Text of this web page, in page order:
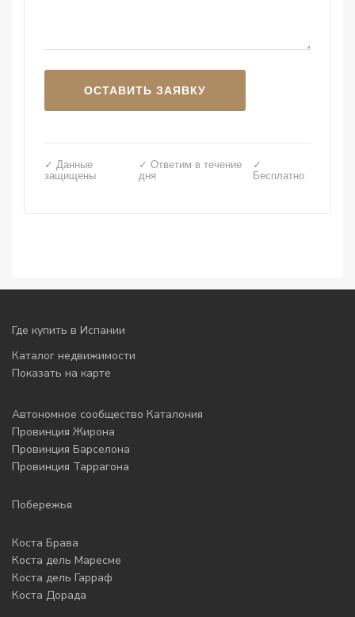
✓ Данные
защищены
✓ Ответим в течение
дня
✓
Бесплатно
Где купить в Испании
Каталог недвижимости
Показать на карте
Автономное сообщество Каталония
Провинция Жирона
Провинция Барселона
Провинция Таррагона
Побережья
Коста Брава
Коста дель Маресме
Коста дель Гарраф
Коста Дорада